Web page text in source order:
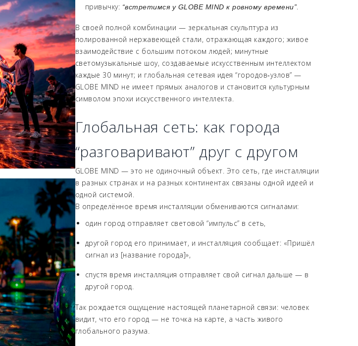
привычку: “встретимся у GLOBE MIND к ровному времени”.
В своей полной комбинации — зеркальная скульптура из
полированной нержавеющей стали, отражающая каждого; живое
взаимодействие с большим потоком людей; минутные
светомузыкальные шоу, создаваемые искусственным интеллектом
каждые 30 минут; и глобальная сетевая идея “городов‑узлов” —
GLOBE MIND не имеет прямых аналогов и становится культурным
символом эпохи искусственного интеллекта.
Глобальная сеть: как города
“разговаривают” друг с другом
GLOBE MIND — это не одиночный объект. Это сеть, где инсталляции
в разных странах и на разных континентах связаны одной идеей и
одной системой.
В определённое время инсталляции обмениваются сигналами:
один город отправляет световой “импульс” в сеть,
другой город его принимает, и инсталляция сообщает: «Пришёл
сигнал из [название города]»,
спустя время инсталляция отправляет свой сигнал дальше — в
другой город.
Так рождается ощущение настоящей планетарной связи: человек
видит, что его город — не точка на карте, а часть живого
глобального разума.